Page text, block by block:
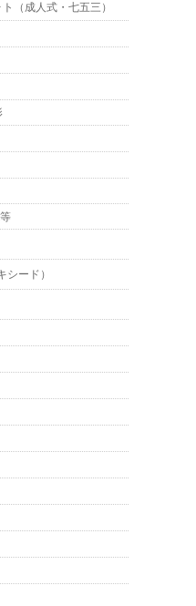
（成人式・七五三）
ード）